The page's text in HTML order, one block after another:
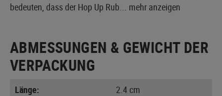
bedeuten, dass der Hop Up Rub... mehr anzeigen
ABMESSUNGEN & GEWICHT DER
VERPACKUNG
Länge:
2.4 cm